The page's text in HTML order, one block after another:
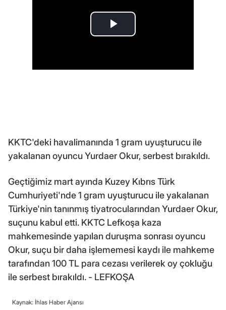
KKTC'deki havalimanında 1 gram uyuşturucu ile
yakalanan oyuncu Yurdaer Okur, serbest bırakıldı.
Geçtiğimiz mart ayında Kuzey Kıbrıs Türk
Cumhuriyeti'nde 1 gram uyuşturucu ile yakalanan
Türkiye'nin tanınmış tiyatrocularından Yurdaer Okur,
suçunu kabul etti. KKTC Lefkoşa kaza
mahkemesinde yapılan duruşma sonrası oyuncu
Okur, suçu bir daha işlememesi kaydı ile mahkeme
tarafından 100 TL para cezası verilerek oy çokluğu
ile serbest bırakıldı. - LEFKOŞA
Kaynak: İhlas Haber Ajansı